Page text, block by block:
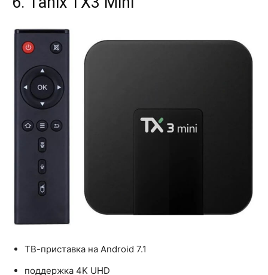
ТВ-приставка на Android 7.1
поддержка 4K UHD